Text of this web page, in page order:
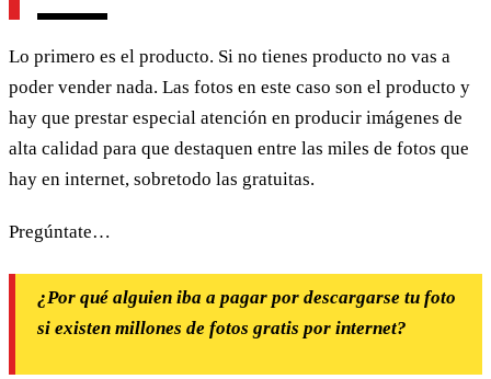
Lo primero es el producto. Si no tienes producto no vas a
poder vender nada. Las fotos en este caso son el producto y
hay que prestar especial atención en producir imágenes de
alta calidad para que destaquen entre las miles de fotos que
hay en internet, sobretodo las gratuitas.
Pregúntate…
¿Por qué alguien iba a pagar por descargarse tu foto
si existen millones de fotos gratis por internet?